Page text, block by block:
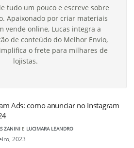
tudo um pouco e escreve sobre
Apaixonado por criar materiais
vende online, Lucas integra a
de conteúdo do Melhor Envio,
o frete para milhares de
lojistas.
Ads: como anunciar no Instagram
ZANINI E LUCIMARA LEANDRO
2023